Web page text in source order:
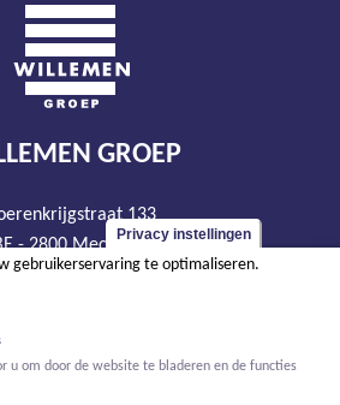
GROEP
133
- 2800 Mechelen
tel +32 15 569 965
BE 0466.256.432
Privacy instellingen
gebruikerservaring te optimaliseren.
u om door de website te bladeren en de functies